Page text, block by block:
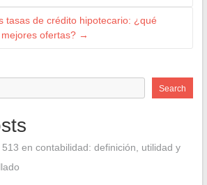
tasas de crédito hipotecario: ¿qué
ofertas? →
Search
en contabilidad: definición, utilidad y